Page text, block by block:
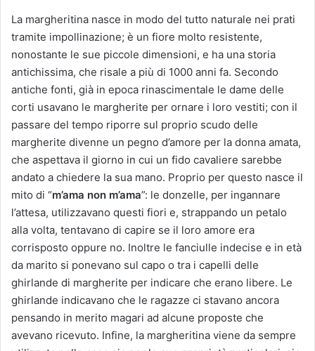
La margheritina nasce in modo del tutto naturale nei prati
tramite impollinazione; è un fiore molto resistente,
nonostante le sue piccole dimensioni, e ha una storia
antichissima, che risale a più di 1000 anni fa. Secondo
antiche fonti, già in epoca rinascimentale le dame delle
corti usavano le margherite per ornare i loro vestiti; con il
passare del tempo riporre sul proprio scudo delle
margherite divenne un pegno d’amore per la donna amata,
che aspettava il giorno in cui un fido cavaliere sarebbe
andato a chiedere la sua mano. Proprio per questo nasce il
mito di “m’ama non m’ama”: le donzelle, per ingannare
l’attesa, utilizzavano questi fiori e, strappando un petalo
alla volta, tentavano di capire se il loro amore era
corrisposto oppure no. Inoltre le fanciulle indecise e in età
da marito si ponevano sul capo o tra i capelli delle
ghirlande di margherite per indicare che erano libere. Le
ghirlande indicavano che le ragazze ci stavano ancora
pensando in merito magari ad alcune proposte che
avevano ricevuto. Infine, la margheritina viene da sempre